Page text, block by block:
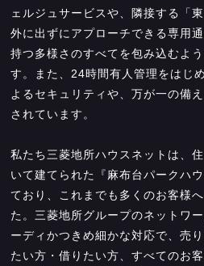
ェルジュサービスや、隣接する「
外に出ずにアプローチできる専用
持つ多様さのすべてを包み込むよ
す。また、24時間有人管理をはじ
よるセキュリティや、万が一の備
されています。
私たち三菱地所ハウスネットは、
いて建てられた『麻布台パークハ
ており、これまでも多くのお客様
た。三菱地所グループのネットワ
ーディかつきめ細かな対応で、売
たい方・借りたい方、すべてのお